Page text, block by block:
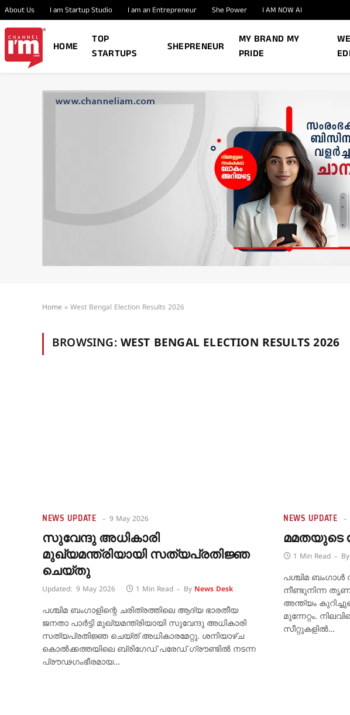
About Us I am Startup Studio I am an Entrepreneur She Power I AM NOW AI
HOME
TOP
STARTUPS
SHEPRENEUR
MY BRAND MY
PRIDE
Home » West Bengal Election Results 2026
BROWSING: WEST BENGAL ELECTION RESULTS 2026
NEWS UPDATE 9 May 2026
സുവേന്ദു അധികാരി
മുഖ്യമന്ത്രിയായി സത്യപ്രതിജ്ഞ
ചെയ്തു
Updated: 9 May 2026 1 Min Read By News Desk
പശ്ചിമ ബംഗാളിന്റെ ചരിത്രത്തിലെ ആദ്യ ഭാരതീയ
ജനതാ പാർട്ടി മുഖ്യമന്ത്രിയായി സുവേന്ദു അധികാരി
സത്യപ്രതിജ്ഞ ചെയ്ത് അധികാരമേറ്റു. ശനിയാഴ്ച
കൊൽക്കത്തയിലെ ബ്രിഗേഡ് പരേഡ് ഗ്രൗണ്ടിൽ നടന്ന
പ്രൗഢഗംഭീരമായ…
NEWS UPDATE
മമതയുടെ
1 Min Read By
പശ്ചിമ ബംഗാൾ
നീണ്ടുനിന്ന
അന്ത്യം
മുന്നേറ്റം.
സീറ്റുകളിൽ…